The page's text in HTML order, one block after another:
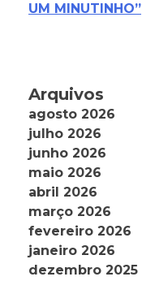
UM MINUTINHO”
Arquivos
agosto 2026
julho 2026
junho 2026
maio 2026
abril 2026
março 2026
fevereiro 2026
janeiro 2026
dezembro 2025